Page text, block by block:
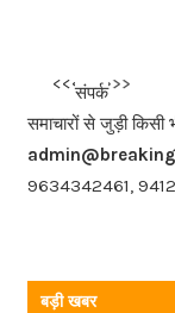
b
o
o
k
<<< संपर्क >>>
समाचारों से जुड़ी
9634342461,
बड़ी खबर